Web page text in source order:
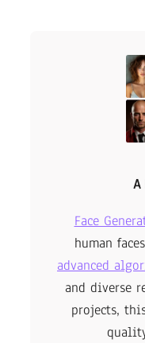
Face
human
advanced
and diverse
projects,